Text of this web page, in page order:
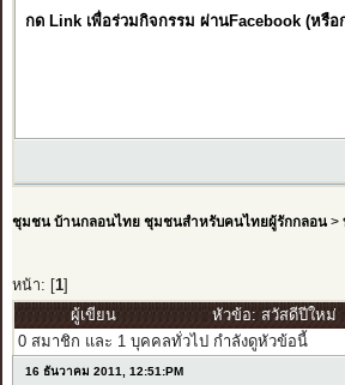
กด Link เพื่อร่วมกิจกรรม ผ่านFacebook (หรื
ชุมชน บ้านกลอนไทย ชุมชนสำหรับคนไทยผู้รักกลอน>
หน้า: [ 1]
ผู้เขียน
หัวข้อ: สวัสดีปีใหม่
0 สมาชิก และ 1 บุคคลทั่วไป กำลังดูหัวข้อนี้
16 ธันวาคม 2011, 12:51:PM